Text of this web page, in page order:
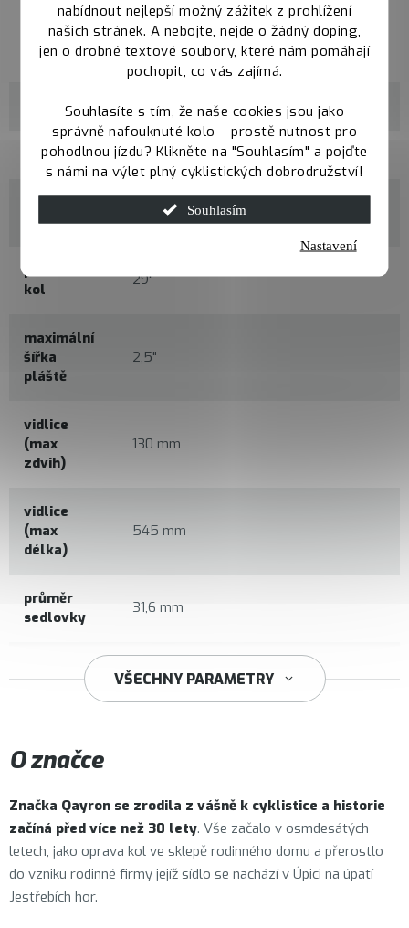
nabídnout nejlepší možný zážitek z prohlížení
našich stránek. A nebojte, nejde o žádný doping,
jen o drobné textové soubory, které nám pomáhají
pochopit, co vás zajímá.
Souhlasíte s tím, že naše cookies jsou jako
správně nafouknuté kolo – prostě nutnost pro
pohodlnou jízdu? Klikněte na "Souhlasím" a pojďte
s námi na výlet plný cyklistických dobrodružství!
Souhlasím
Nastavení
Parametry
Kategorie Trail rámy Qayron
velikosti M / L / XL
rámu
Alloy 6061 Butted, Boost axle
průměr
kol
29"
maximální
šířka
pláště
2,5"
vidlice
(max
zdvih)
130 mm
vidlice
(max
délka)
545 mm
průměr
sedlovky
31,6 mm
34,9 mm
VŠECHNY PARAMETRY
O značce
Značka Qayron se zrodila z vášně k cyklistice a historie
začíná před více než 30 lety. Vše začalo v osmdesátých
letech, jako oprava kol ve sklepě rodinného domu a přerostlo
do vzniku rodinné firmy jejíž sídlo se nachází v Úpici na úpatí
Jestřebích hor.